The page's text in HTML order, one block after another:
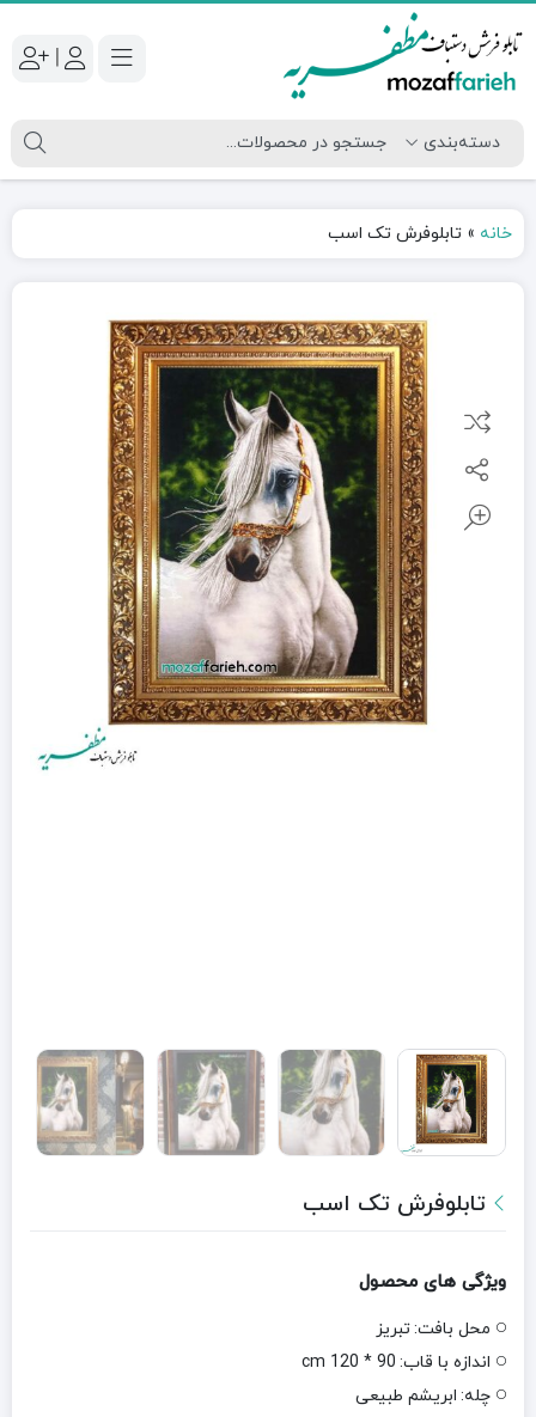
|
خانه » تابلوفرش تک اسب
تابلوفرش تک اسب
ویژگی های محصول
محل بافت:تبریز
اندازه با قاب: 90 * 120 cm
چله: ابریشم طبیعی